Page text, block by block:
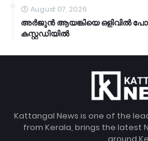
August 07, 2026
അര്‍ജുന്‍ ആയങ്കിയെ ഒളിവില്‍
കസ്റ്റഡിയിൽ
Kattangal News is one of the
from Kerala, brings the latest